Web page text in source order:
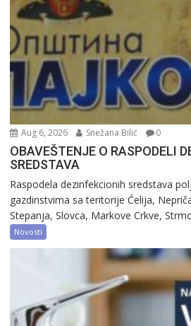
Aug 6, 2026 Snežana Bilić 0
OBAVEŠTENJE O RASPODELI
SREDSTAVA
Raspodela dezinfekcionih sredstava
gazdinstvima sa teritorije Ćelija,
Stepanja, Slovca, Markove Crkve,
Novosti